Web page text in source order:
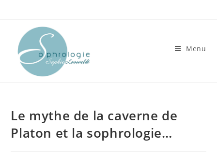
Menu
Le mythe de la caverne de
Platon et la sophrologie…